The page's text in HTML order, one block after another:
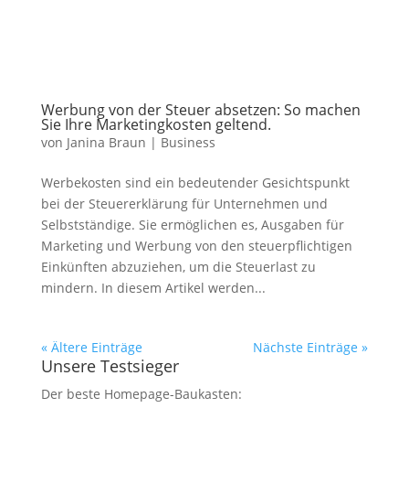
Werbung von der Steuer absetzen: So machen
Sie Ihre Marketingkosten geltend.
von Janina Braun | Business
Werbekosten sind ein bedeutender Gesichtspunkt
bei der Steuererklärung für Unternehmen und
Selbstständige. Sie ermöglichen es, Ausgaben für
Marketing und Werbung von den steuerpflichtigen
Einkünften abzuziehen, um die Steuerlast zu
mindern. In diesem Artikel werden...
« Ältere Einträge Nächste Einträge »
Unsere Testsieger
Der beste Homepage-Baukasten: